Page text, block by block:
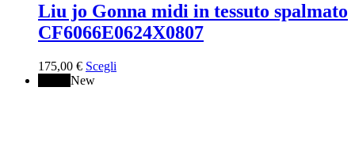
Liu jo Gonna midi in tessuto spalmato
CF6066E0624X0807
175,00 € Scegli
New